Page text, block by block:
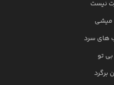
نیست
میشی
های سرد
تو
برگرد